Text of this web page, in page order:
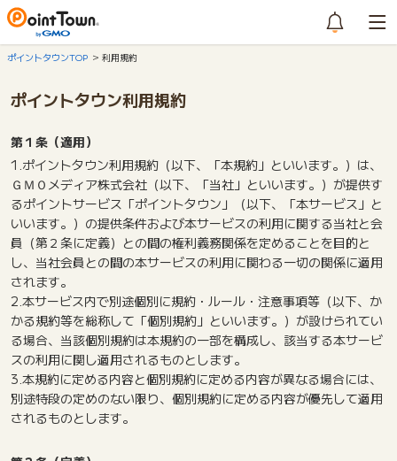
ポイントタウンTOP 利用規約
ポイントタウン利用規約
第１条（適用）
1.ポイントタウン利用規約（以下、「本規約」といいます。）は、
ＧＭＯメディア株式会社（以下、「当社」といいます。）が提供す
るポイントサービス「ポイントタウン」（以下、「本サービス」と
いいます。）の提供条件および本サービスの利用に関する当社と会
員（第２条に定義）との間の権利義務関係を定めることを目的と
し、当社会員との間の本サービスの利用に関わる一切の関係に適用
されます。
2.本サービス内で別途個別に規約・ルール・注意事項等（以下、か
かる規約等を総称して「個別規約」といいます。）が設けられてい
る場合、当該個別規約は本規約の一部を構成し、該当する本サービ
スの利用に関し適用されるものとします。
3.本規約に定める内容と個別規約に定める内容が異なる場合には、
別途特段の定めのない限り、個別規約に定める内容が優先して適用
されるものとします。